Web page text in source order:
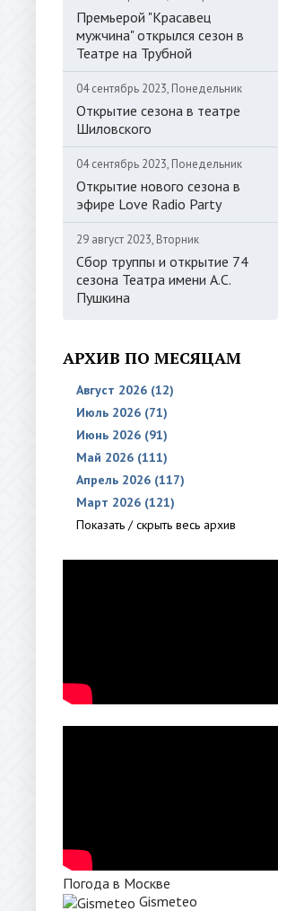
Премьерой "Красавец
мужчина" открылся сезон в
Театре на Трубной
04 сентябрь 2023, Понедельник
Открытие сезона в театре
Шиловского
04 сентябрь 2023, Понедельник
Открытие нового сезона в
эфире Love Radio Party
29 август 2023, Вторник
Сбор труппы и открытие 74
сезона Театра имени А.С.
Пушкина
АРХИВ ПО МЕСЯЦАМ
Август 2026 (12)
Июль 2026 (71)
Июнь 2026 (91)
Май 2026 (111)
Апрель 2026 (117)
Март 2026 (121)
Показать / скрыть весь архив
Погода в Москве
Gismeteo